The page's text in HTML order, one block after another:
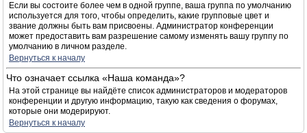
Если вы состоите более чем в одной группе, ваша группа по умолчанию
используется для того, чтобы определить, какие групповые цвет и
звание должны быть вам присвоены. Администратор конференции
может предоставить вам разрешение самому изменять вашу группу по
умолчанию в личном разделе.
Вернуться к началу
Что означает ссылка «Наша команда»?
На этой странице вы найдёте список администраторов и модераторов
конференции и другую информацию, такую как сведения о форумах,
которые они модерируют.
Вернуться к началу